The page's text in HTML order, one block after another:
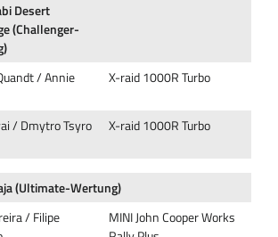
Desert
(Challenger-
/ Annie
X-raid 1000R Turbo
/ Dmytro Tsyro X-raid 1000R Turbo
(Ultimate-Wertung)
/ Filipe
MINI John Cooper Works